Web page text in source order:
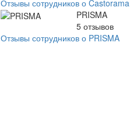
Отзывы сотрудников о Castorama
PRISMA
5 отзывов
Отзывы сотрудников о PRISMA